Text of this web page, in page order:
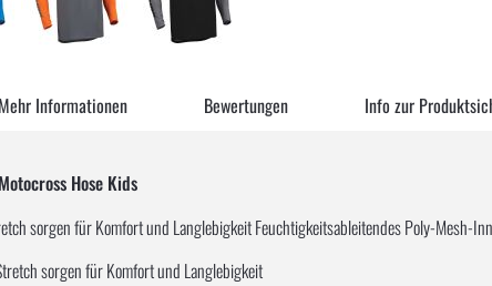
Hose Kids
sorgen für Komfort und Langlebigkeit Feuchtigkeitsableitendes Poly-
sorgen für Komfort und Langlebigkeit
Mehr Informationen Bewertungen Info zur